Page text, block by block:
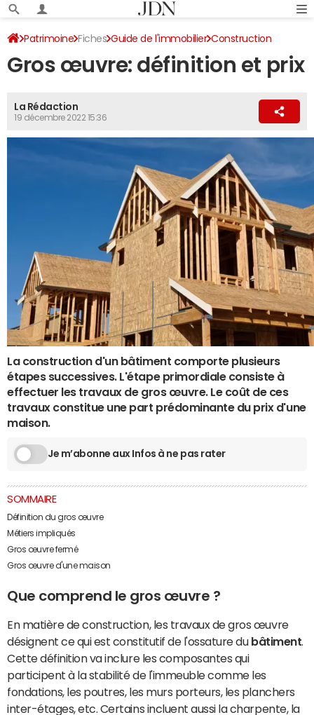
Patrimoine Fiches Guide de l'immobilier Construction
Gros œuvre: définition et prix
La Rédaction
19 décembre 2022 15:36
La construction d'un bâtiment comporte plusieurs
étapes successives. L'étape primordiale consiste à
effectuer les travaux de gros œuvre. Le coût de ces
travaux constitue une part prédominante du prix d'une
maison.
Je m’abonne aux Infos à ne pas rater
SOMMAIRE
Définition du gros œuvre
Métiers impliqués
Gros œuvre fermé
Gros œuvre d'une maison
Que comprend le gros œuvre ?
En matière de construction, les travaux de gros œuvre
désignent ce qui est constitutif de l'ossature du bâtiment
Cette définition va inclure les composantes qui
participent à la stabilité de l'immeuble comme les
fondations, les poutres, les murs porteurs, les planchers
inter-étages, etc. Certains incluent aussi la charpente, la